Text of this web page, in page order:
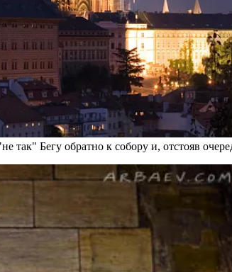
так" Бегу обратно к собору и, отстояв